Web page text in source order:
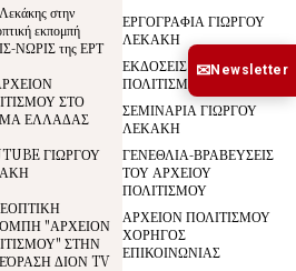
στην
εκπομπή
ΝΩΡΙΣ της ΕΡΤ
ΣΤΟ
ΕΛΛΑΔΑΣ
ΓΙΩΡΓΟΥ
"ΑΡΧΕΙΟΝ
ΣΤΗΝ
ΔΙΟΝ TV
ΕΡΓΟΓΡΑΦΙΑ ΓΙΩΡΓΟΥ
ΛΕΚΑΚΗ
ΕΚΔΟΣΕΙΣ ΑΡΧΕΙΟΥ
ΠΟΛΙΤΙΣΜΟΥ
ΣΕΜΙΝΑΡΙΑ ΓΙΩΡΓΟΥ
ΛΕΚΑΚΗ
ΓΕΝΕΘΛΙΑ-ΒΡΑΒΕΥΣΕΙΣ
ΤΟΥ ΑΡΧΕΙΟΥ
ΠΟΛΙΤΙΣΜΟΥ
ΑΡΧΕΙΟΝ ΠΟΛΙΤΙΣΜΟΥ
ΧΟΡΗΓΟΣ
ΕΠΙΚΟΙΝΩΝΙΑΣ
✉Newsletter